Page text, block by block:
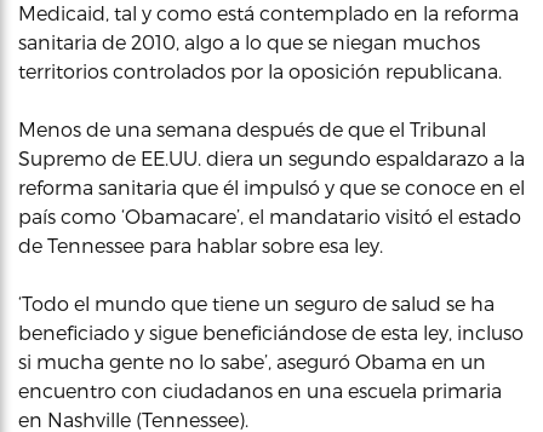
Medicaid, tal y como está contemplado en la reforma
sanitaria de 2010, algo a lo que se niegan muchos
territorios controlados por la oposición republicana.
Menos de una semana después de que el Tribunal
Supremo de EE.UU. diera un segundo espaldarazo a la
reforma sanitaria que él impulsó y que se conoce en el
país como ‘Obamacare’, el mandatario visitó el estado
de Tennessee para hablar sobre esa ley.
‘Todo el mundo que tiene un seguro de salud se ha
beneficiado y sigue beneficiándose de esta ley, incluso
si mucha gente no lo sabe’, aseguró Obama en un
encuentro con ciudadanos en una escuela primaria
en Nashville (Tennessee).